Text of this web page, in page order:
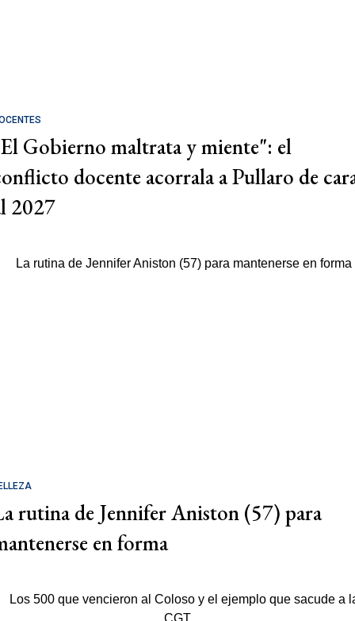
Gobierno maltrata y miente": el
docente acorrala a Pullaro de
2027
rutina de Jennifer Aniston (57) para
en forma